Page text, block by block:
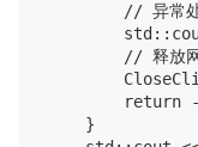
// 异常
// 释放
return
    }